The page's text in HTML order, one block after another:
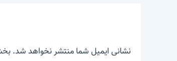
نشانی ایمیل شما منتشر نخواهد شد.